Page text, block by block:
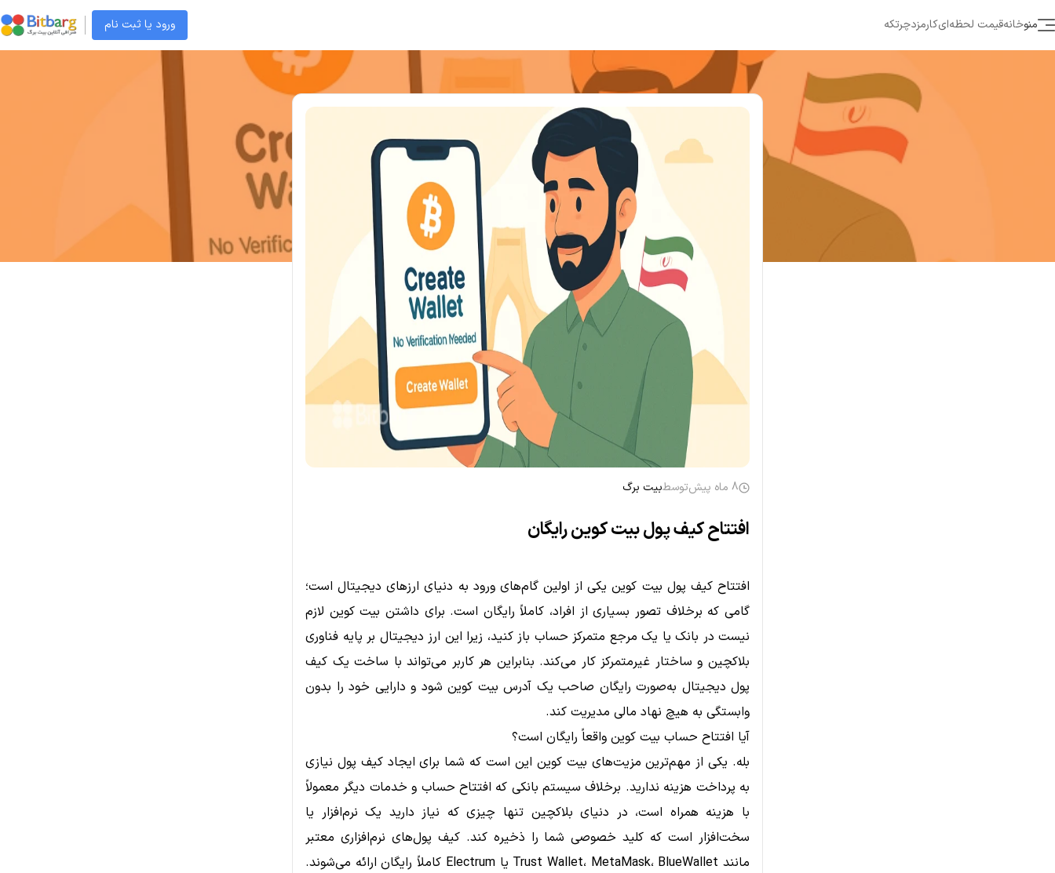
ورود یا ثبت نام چرتکهکارمزدقیمت لحظه‌ایخانهمنو
8 ماه پیش توسطبیت برگ
افتتاح کیف پول بیت کوین رایگان
افتتاح کیف پول بیت کوین یکی از اولین گام‌های ورود به دنیای ارزهای دیجیتال است؛
گامی که برخلاف تصور بسیاری از افراد، کاملاً رایگان است. برای داشتن بیت کوین لازم
نیست در بانک یا یک مرجع متمرکز حساب باز کنید، زیرا این ارز دیجیتال بر پایه فناوری
بلاکچین و ساختار غیرمتمرکز کار می‌کند. بنابراین هر کاربر می‌تواند با ساخت یک کیف
پول دیجیتال به‌صورت رایگان صاحب یک آدرس بیت کوین شود و دارایی خود را بدون
وابستگی به هیچ نهاد مالی مدیریت کند.
آیا افتتاح حساب بیت کوین واقعاً رایگان است؟
بله. یکی از مهم‌ترین مزیت‌های بیت کوین این است که شما برای ایجاد کیف پول نیازی
به پرداخت هزینه ندارید. برخلاف سیستم بانکی که افتتاح حساب و خدمات دیگر معمولاً
با هزینه همراه است، در دنیای بلاکچین تنها چیزی که نیاز دارید یک نرم‌افزار یا
سخت‌افزار است که کلید خصوصی شما را ذخیره کند. کیف پول‌های نرم‌افزاری معتبر
مانند Trust Wallet، MetaMask، BlueWallet یا Electrum کاملاً رایگان ارائه می‌شوند.